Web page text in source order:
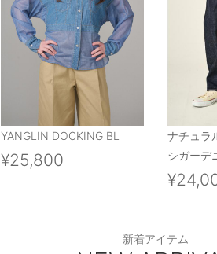
YANGLIN DOCKING BL
¥25,800
ナチュラ
シガーデ
新着アイテム